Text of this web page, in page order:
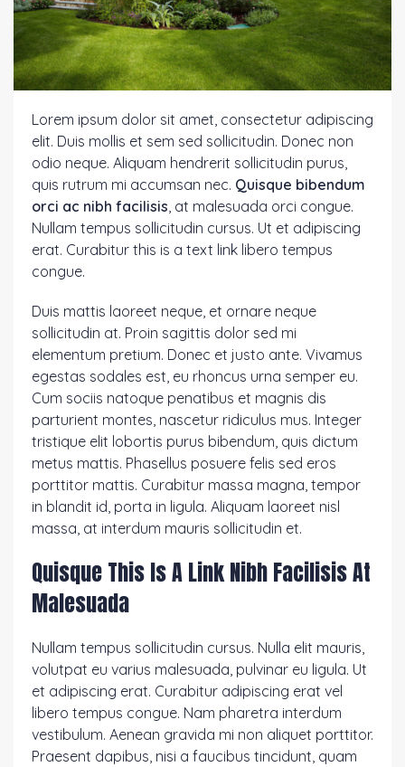
Lorem ipsum dolor sit amet, consectetur adipiscing
elit. Duis mollis et sem sed sollicitudin. Donec non
odio neque. Aliquam hendrerit sollicitudin purus,
quis rutrum mi accumsan nec. Quisque bibendum
orci ac nibh facilisis , at malesuada orci congue.
Nullam tempus sollicitudin cursus. Ut et adipiscing
erat. Curabitur this is a text link libero tempus
congue.
Duis mattis laoreet neque, et ornare neque
sollicitudin at. Proin sagittis dolor sed mi
elementum pretium. Donec et justo ante. Vivamus
egestas sodales est, eu rhoncus urna semper eu.
Cum sociis natoque penatibus et magnis dis
parturient montes, nascetur ridiculus mus. Integer
tristique elit lobortis purus bibendum, quis dictum
metus mattis. Phasellus posuere felis sed eros
porttitor mattis. Curabitur massa magna, tempor
in blandit id, porta in ligula. Aliquam laoreet nisl
massa, at interdum mauris sollicitudin et.
Quisque This Is A Link Nibh Facilisis At
Malesuada
Nullam tempus sollicitudin cursus. Nulla elit mauris,
volutpat eu varius malesuada, pulvinar eu ligula. Ut
et adipiscing erat. Curabitur adipiscing erat vel
libero tempus congue. Nam pharetra interdum
vestibulum. Aenean gravida mi non aliquet porttitor.
Praesent dapibus, nisi a faucibus tincidunt, quam